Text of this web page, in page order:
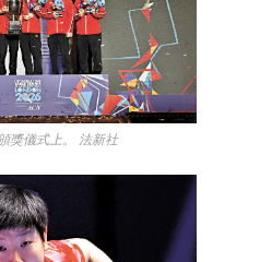
獎儀式上。 法新社